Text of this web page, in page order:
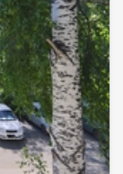
Приобретая
ипотеки
Готовы
Гарантия
работает